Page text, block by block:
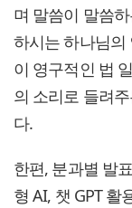
며 말씀이 말씀
하시는 하나님의
이 영구적인 법
의 소리로 들려
다.
한편, 분과별 발
형 AI, 챗 GPT 활